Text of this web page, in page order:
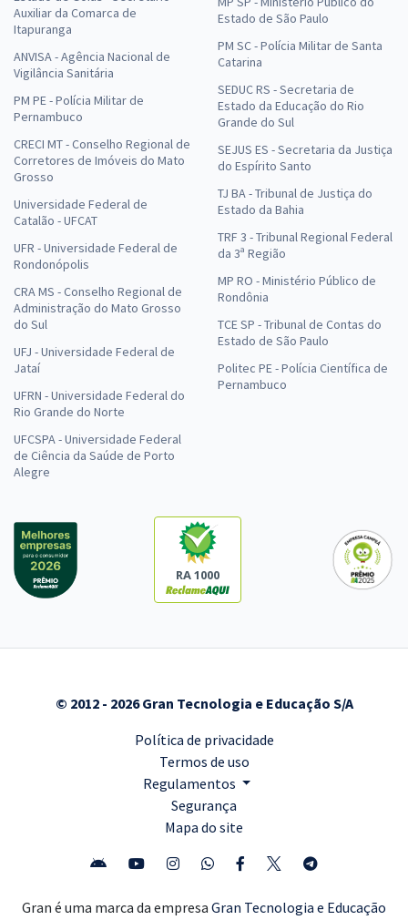
Auxiliar da Comarca de
Itapuranga
ANVISA - Agência Nacional de
Vigilância Sanitária
PM PE - Polícia Militar de
Pernambuco
CRECI MT - Conselho Regional de
Corretores de Imóveis do Mato
Grosso
Universidade Federal de
Catalão - UFCAT
UFR - Universidade Federal de
Rondonópolis
CRA MS - Conselho Regional de
Administração do Mato Grosso
do Sul
UFJ - Universidade Federal de
Jataí
UFRN - Universidade Federal do
Rio Grande do Norte
UFCSPA - Universidade Federal
de Ciência da Saúde de Porto
Alegre
Estado de São Paulo
PM SC - Polícia Militar de Santa
Catarina
SEDUC RS - Secretaria de
Estado da Educação do Rio
Grande do Sul
SEJUS ES - Secretaria da Justiça
do Espírito Santo
TJ BA - Tribunal de Justiça do
Estado da Bahia
TRF 3 - Tribunal Regional Federal
da 3ª Região
MP RO - Ministério Público de
Rondônia
TCE SP - Tribunal de Contas do
Estado de São Paulo
Politec PE - Polícia Científica de
Pernambuco
RA 1000
© 2012 - 2026 Gran Tecnologia e Educação S/A
Política de privacidade
Termos de uso
Regulamentos
Segurança
Mapa do site
Gran é uma marca da empresa Gran Tecnologia e Educação